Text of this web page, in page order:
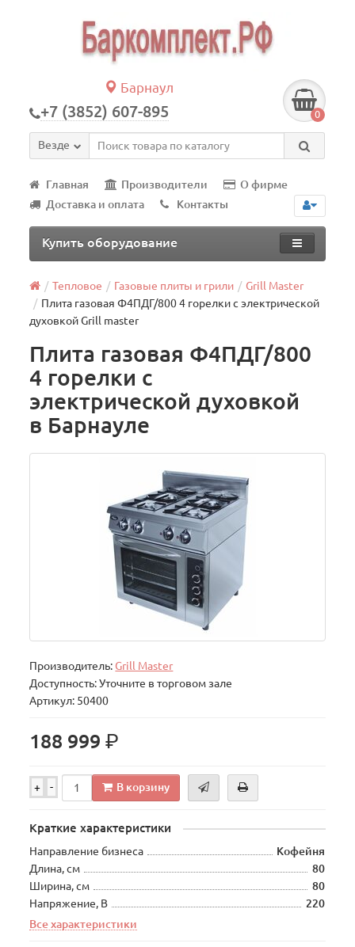
Барнаул
+7 (3852) 607-895 0
Везде
Главная Производители
О фирме
Доставка и оплата
Контакты
Купить оборудование
Тепловое Газовые плиты и грили
Grill Master
Плита газовая Ф4ПДГ/800 4 горелки с электрической
духовкой Grill master
Плита газовая Ф4ПДГ/800
4 горелки с
электрической духовкой
в Барнауле
Производитель: Grill Master
Доступность: Уточните в торговом зале
Артикул: 50400
188 999р.
+ - В корзину
Краткие характеристики
Направление бизнеса
Кофейня
Длина, см
80
Ширина, см
80
Напряжение, В
220
Все характеристики